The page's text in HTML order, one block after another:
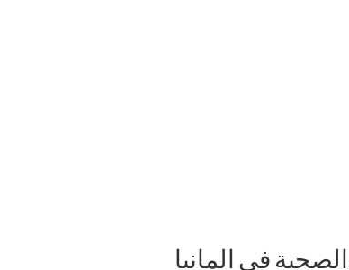
في المانيا